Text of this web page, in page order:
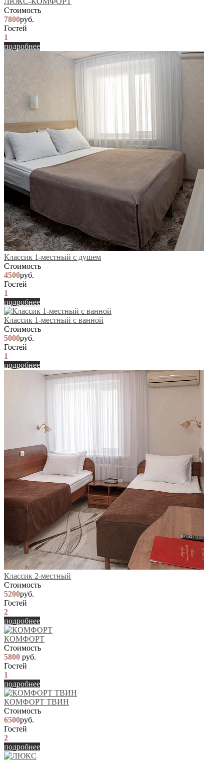
Стоимость
7800руб.
Гостей
1
подробнее
Классик 1-местный с душем
Стоимость
4500руб.
Гостей
1
подробнее
Классик 1-местный с ванной
Стоимость
5000руб.
Гостей
1
подробнее
Классик 2-местный
Стоимость
5200руб.
Гостей
2
подробнее
КОМФОРТ
Стоимость
5800 руб.
Гостей
1
подробнее
КОМФОРТ ТВИН
Стоимость
6500руб.
Гостей
2
подробнее